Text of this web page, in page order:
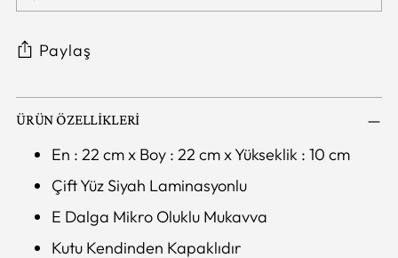
Paylaş
ÜRÜN ÖZELLİKLERİ
En : 22 cm x Boy : 22 cm x Yükseklik : 10 cm
Çift Yüz Siyah Laminasyonlu
E Dalga Mikro Oluklu Mukavva
Kutu Kendinden Kapaklıdır